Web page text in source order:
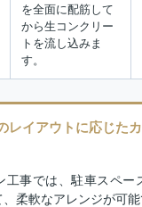
を全面に配筋して
から生コンクリー
トを流し込みま
す。
レイアウトに応じた
工事では、駐車スペー
柔軟なアレンジが可能